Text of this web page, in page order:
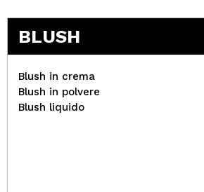
BLUSH
Blush in crema
Blush in polvere
Blush liquido